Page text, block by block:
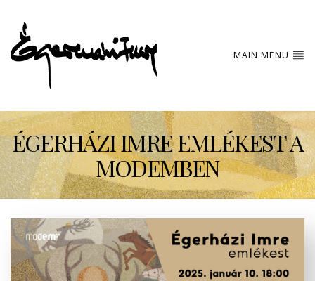
MAIN MENU
ÉGERHÁZI IMRE EMLÉKEST A
MODEMBEN